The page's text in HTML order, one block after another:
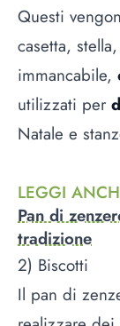
Questi
casetta,
immancabile,
utilizzati per
Natale e
LEGGI
Pan di
tradizione
2) Biscotti
Il pan di